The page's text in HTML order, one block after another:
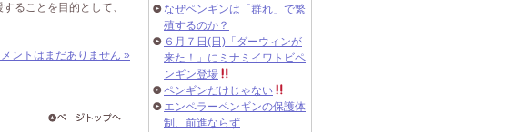
ることを目的として、
メントはまだありません »
なぜペンギンは「群れ」で繁
殖するのか？
６月７日(日)「ダーウィンが
来た！」にミナミイワトビペ
ンギン登場
ペンギンだけじゃない
エンペラーペンギンの保護体
制、前進ならず